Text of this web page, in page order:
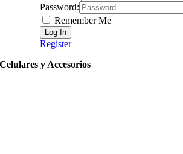
Password:
Remember Me
Register
Celulares y Accesorios